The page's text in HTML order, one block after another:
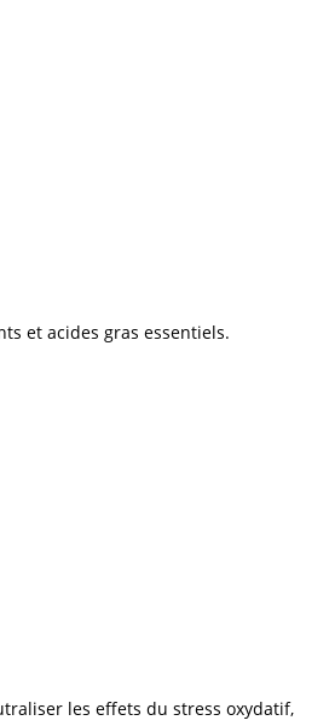
et acides gras essentiels.
les effets du stress oxydatif,